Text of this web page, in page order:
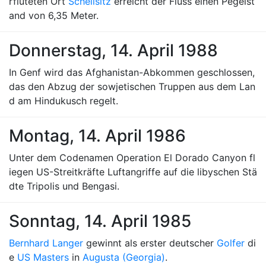
and von 6,35 Meter.
Donnerstag, 14. April 1988
In Genf wird das Afghanistan-Abkommen geschlossen,
das den Abzug der sowjetischen Truppen aus dem Lan
d am Hindukusch regelt.
Montag, 14. April 1986
Unter dem Codenamen Operation El Dorado Canyon fl
iegen US-Streitkräfte Luftangriffe auf die libyschen Stä
dte Tripolis und Bengasi.
Sonntag, 14. April 1985
Bernhard Langer gewinnt als erster deutscher Golfer di
e US Masters in Augusta (Georgia).